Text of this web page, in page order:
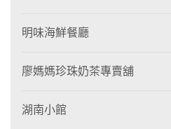
明味海鮮餐廳
廖媽媽珍珠奶茶專賣舖
湖南小館